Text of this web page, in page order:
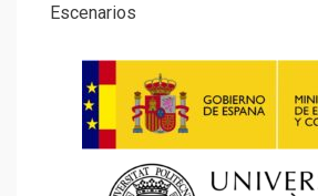
Escenarios